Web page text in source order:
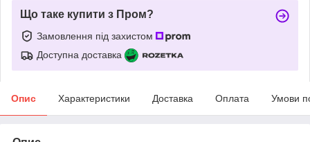
Що таке купити з Пром?
Замовлення під захистом
Доступна доставка
Опис Характеристики Доставка Оплата Умови